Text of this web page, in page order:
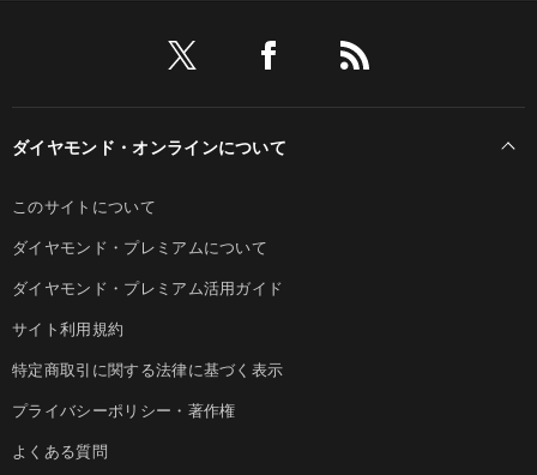
ダイヤモンド・オンラインについて
このサイトについて
ダイヤモンド・プレミアムについて
ダイヤモンド・プレミアム活用ガイド
サイト利用規約
特定商取引に関する法律に基づく表示
プライバシーポリシー・著作権
よくある質問